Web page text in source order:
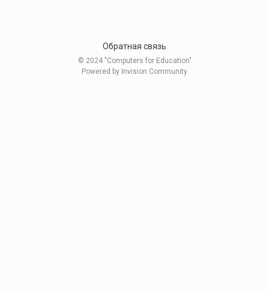
Обратная связь
© 2024 "Computers for Education"
Powered by Invision Community